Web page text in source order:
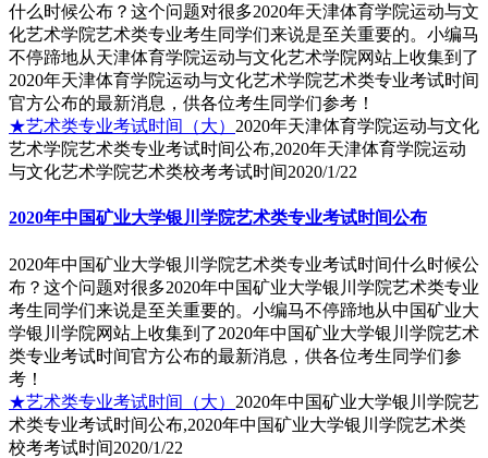
什么时候公布？这个问题对很多2020年天津体育学院运动与文
化艺术学院艺术类专业考生同学们来说是至关重要的。小编马
不停蹄地从天津体育学院运动与文化艺术学院网站上收集到了
2020年天津体育学院运动与文化艺术学院艺术类专业考试时间
官方公布的最新消息，供各位考生同学们参考！
★艺术类专业考试时间（大） 2020年天津体育学院运动与文化
艺术学院艺术类专业考试时间公布,2020年天津体育学院运动
与文化艺术学院艺术类校考考试时间2020/1/22
2020年中国矿业大学银川学院艺术类专业考试时间公布
2020年中国矿业大学银川学院艺术类专业考试时间什么时候公
布？这个问题对很多2020年中国矿业大学银川学院艺术类专业
考生同学们来说是至关重要的。小编马不停蹄地从中国矿业大
学银川学院网站上收集到了2020年中国矿业大学银川学院艺术
类专业考试时间官方公布的最新消息，供各位考生同学们参
考！
★艺术类专业考试时间（大） 2020年中国矿业大学银川学院艺
术类专业考试时间公布,2020年中国矿业大学银川学院艺术类
校考考试时间2020/1/22